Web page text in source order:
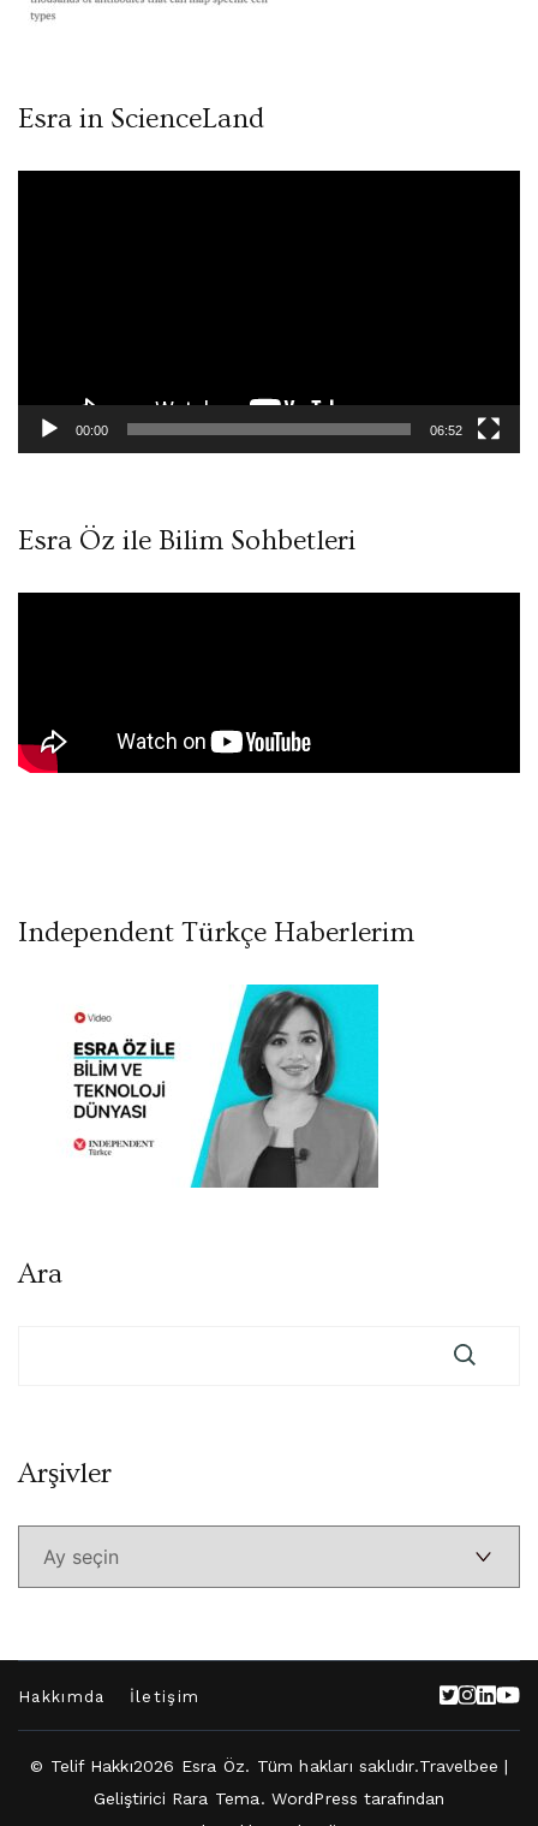
Esra in ScienceLand
00:00 06:52
Esra Öz ile Bilim Sohbetleri
Independent Türkçe Haberlerim
Ara
ArşivlerArşivler
Hakkımda İletişim
© Telif Hakkı2026 Esra Öz. Tüm hakları saklıdır.Travelbee |
Geliştirici Rara Tema. WordPress tarafından